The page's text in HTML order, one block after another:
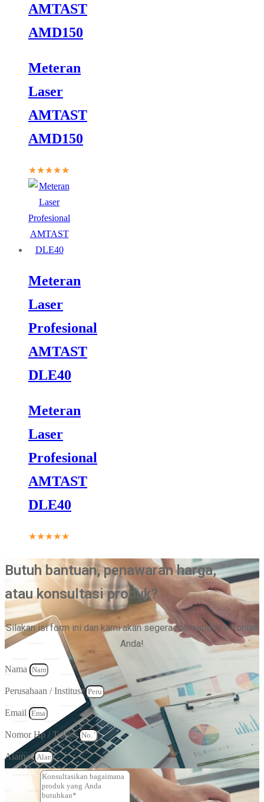
AMTAST
AMD150
Meteran
Laser
AMTAST
AMD150
★★★★★
Meteran
Laser
Profesional
AMTAST
DLE40
Meteran
Laser
Profesional
AMTAST
DLE40
★★★★★
Butuh bantuan, penawaran harga,
atau konsultasi produk?
Silakan isi form ini dan kami akan segera merespon ke kontak
Anda!
Nama
Perusahaan / Institusi
Email
Nomor Hp / Telfon
Alamat